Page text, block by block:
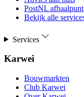
PostNL afhaalpunt
Bekijk alle
Services
Karwei
Bouwmarkten
Club Karwei